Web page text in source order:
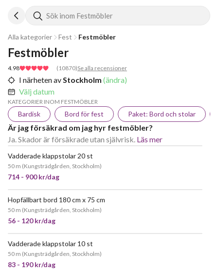
Sök inom Festmöbler
Alla kategorier Fest Festmöbler
4.98 ( 10870)Se alla recensioner
Festmöbler
I närheten avStockholm (ändra)
Välj datum
KATEGORIER INOM FESTMÖBLER
Bardisk Bord för fest Paket: Bord och stolar
Är jag försäkrad om jag hyr festmöbler?
Ja. Skador är försäkrade utan självrisk. Läs mer
Vadderade klappstolar 20 st
50 m (Kungsträdgården, Stockholm)
714 - 900 kr/dag
Hopfällbart bord 180 cm x 75 cm
50 m (Kungsträdgården, Stockholm)
56 - 120 kr/dag
Vadderade klappstolar 10 st
50 m (Kungsträdgården, Stockholm)
83 - 190 kr/dag